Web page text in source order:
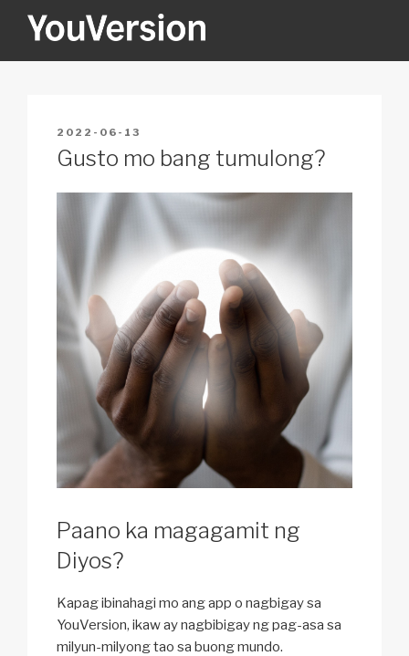
YOUVERSION
POSTED
ON
2022-06-13
Gusto mo bang tumulong?
Paano ka magagamit ng
Diyos?
Kapag ibinahagi mo ang app o nagbigay sa
YouVersion, ikaw ay nagbibigay ng pag-asa sa
milyun-milyong tao sa buong mundo.